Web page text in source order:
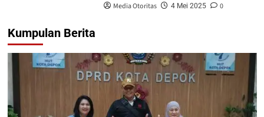
Media Otoritas 4 Mei 2025 0
Kumpulan Berita